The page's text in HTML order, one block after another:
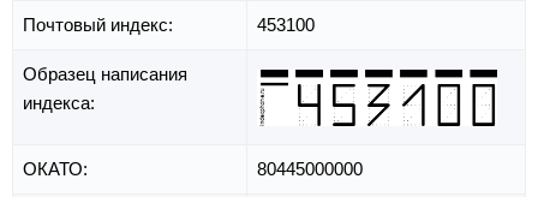
Почтовый индекс: 453100
Образец написания
индекса:
ОКАТО: 80445000000